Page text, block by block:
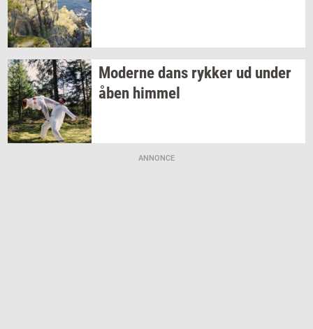
Mo­der­ne dans ryk­ker ud under
åben him­mel
ANNONCE